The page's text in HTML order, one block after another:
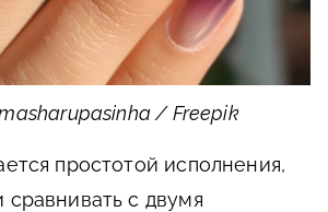
/ Freepik
простотой исполнения,
с двумя